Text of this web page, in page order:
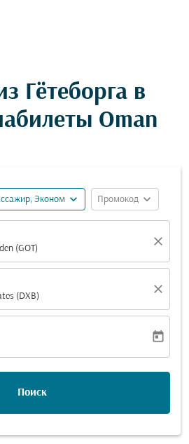
Гётеборга в
Oman
Эконом expand_more Промокод expand_more
(GOT)
close
(DXB)
close
label
today
Поиск